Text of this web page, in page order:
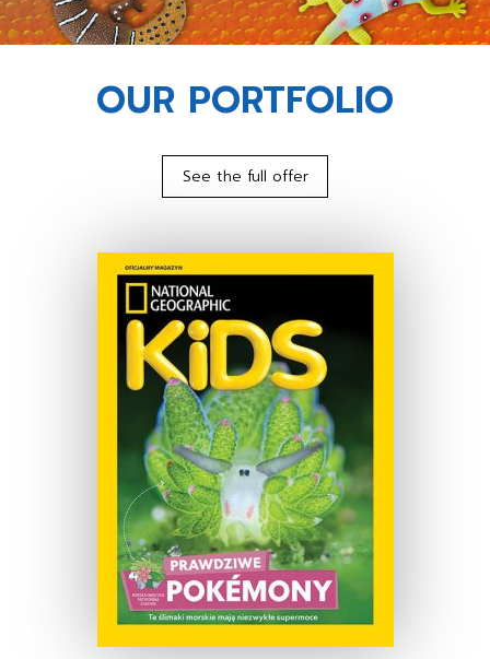
OUR PORTFOLIO
See the full offer